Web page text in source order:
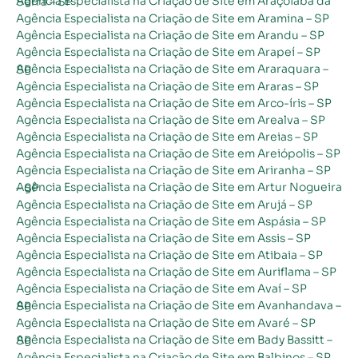
Agência Especialista na Criação de Site em Aramina – SP
Agência Especialista na Criação de Site em Arandu – SP
Agência Especialista na Criação de Site em Arapeí – SP
Agência Especialista na Criação de Site em Araraquara – SP
Agência Especialista na Criação de Site em Araras – SP
Agência Especialista na Criação de Site em Arco-íris – SP
Agência Especialista na Criação de Site em Arealva – SP
Agência Especialista na Criação de Site em Areias – SP
Agência Especialista na Criação de Site em Areiópolis – SP
Agência Especialista na Criação de Site em Ariranha – SP
Agência Especialista na Criação de Site em Artur Nogueira – SP
Agência Especialista na Criação de Site em Arujá – SP
Agência Especialista na Criação de Site em Aspásia – SP
Agência Especialista na Criação de Site em Assis – SP
Agência Especialista na Criação de Site em Atibaia – SP
Agência Especialista na Criação de Site em Auriflama – SP
Agência Especialista na Criação de Site em Avaí – SP
Agência Especialista na Criação de Site em Avanhandava – SP
Agência Especialista na Criação de Site em Avaré – SP
Agência Especialista na Criação de Site em Bady Bassitt – SP